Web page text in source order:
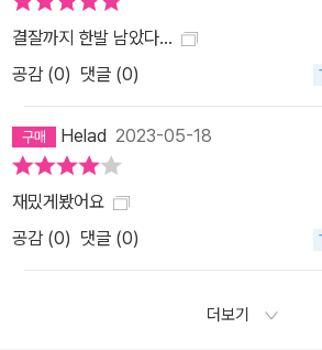
결잘까지 한발 남았다…
공감 (0) 댓글 (0)
Helad 2023-05-18
재밌게봤어요
공감 (0) 댓글 (0)
더보기